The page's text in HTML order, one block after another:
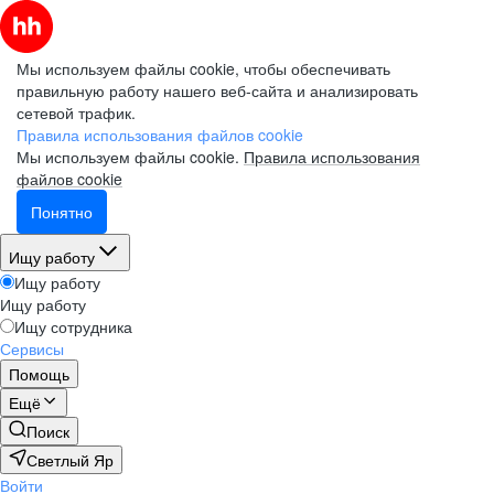
Мы используем файлы cookie, чтобы обеспечивать
правильную работу нашего веб-сайта и анализировать
сетевой трафик.
Правила использования файлов cookie
Мы используем файлы cookie. Правила использования
файлов cookie
Понятно
Ищу работу
Ищу работу
Ищу работу
Ищу сотрудника
Сервисы
Помощь
Ещё
Поиск
Светлый Яр
Войти